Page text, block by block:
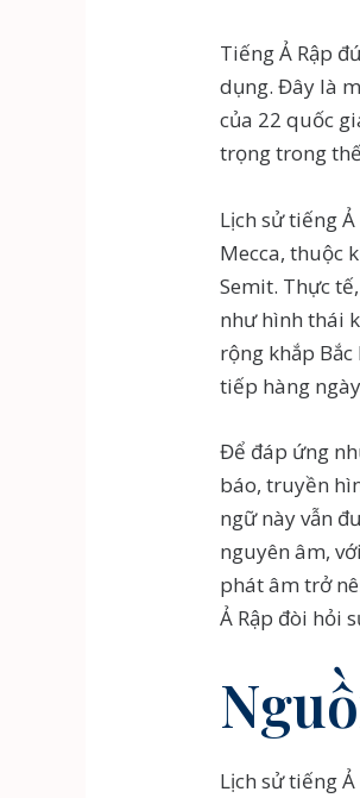
Tiếng Ả Rập
dụng. Đây là
của 22 quốc
trọng trong
Lịch sử tiếng
Mecca, thuộc
Semit. Thực
như hình thái
rộng khắp
tiếp hàng
Để đáp ứng
báo, truyền
ngữ này vẫn
nguyên âm,
phát âm trở
Ả Rập đòi hỏi
Lịch sử tiếng